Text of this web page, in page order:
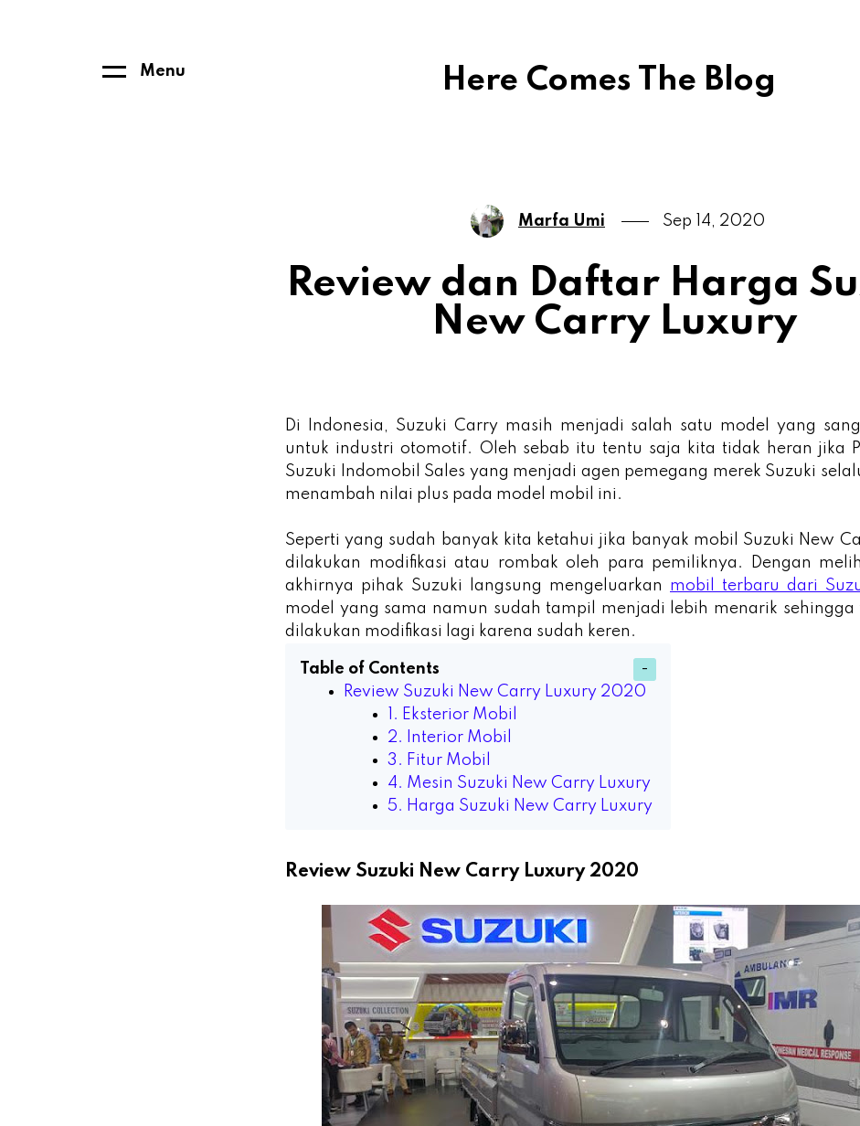
Menu Here Comes The Blog
Marfa Umi Sep 14, 2020
Review dan Daftar Harga
New Carry Luxury
Di Indonesia, Suzuki Carry masih menjadi salah satu model yang
untuk industri otomotif. Oleh sebab itu tentu saja kita tidak heran jika
Suzuki Indomobil Sales yang menjadi agen pemegang merek Suzuki
menambah nilai plus pada model mobil ini.
Seperti yang sudah banyak kita ketahui jika banyak mobil Suzuki New
dilakukan modifikasi atau rombak oleh para pemiliknya. Dengan
akhirnya pihak Suzuki langsung mengeluarkan mobil terbaru dari
model yang sama namun sudah tampil menjadi lebih menarik sehingga
dilakukan modifikasi lagi karena sudah keren.
Table of Contents
Review Suzuki New Carry Luxury 2020
1. Eksterior Mobil
2. Interior Mobil
3. Fitur Mobil
4. Mesin Suzuki New Carry Luxury
5. Harga Suzuki New Carry Luxury
Review Suzuki New Carry Luxury 2020